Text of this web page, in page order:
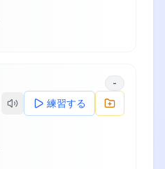
-
練習する